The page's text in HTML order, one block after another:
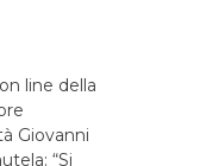
line della
Giovanni
“Si